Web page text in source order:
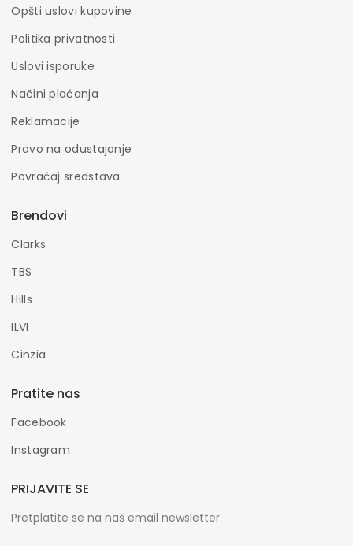
Opšti uslovi kupovine
Politika privatnosti
Uslovi isporuke
Načini plaćanja
Reklamacije
Pravo na odustajanje
Povraćaj sredstava
Brendovi
Clarks
TBS
Hills
ILVI
Cinzia
Pratite nas
Facebook
Instagram
PRIJAVITE SE
Pretplatite se na naš email newsletter.